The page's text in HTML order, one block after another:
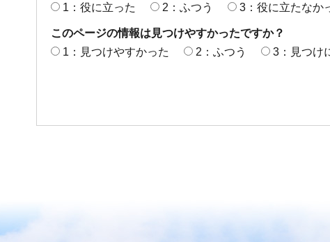
1：役に立った
2：ふつう 3：役に立たなか
このページの情報は見つけやすかったですか？
1：見つけやすかった
2：ふつう 3：見つけ